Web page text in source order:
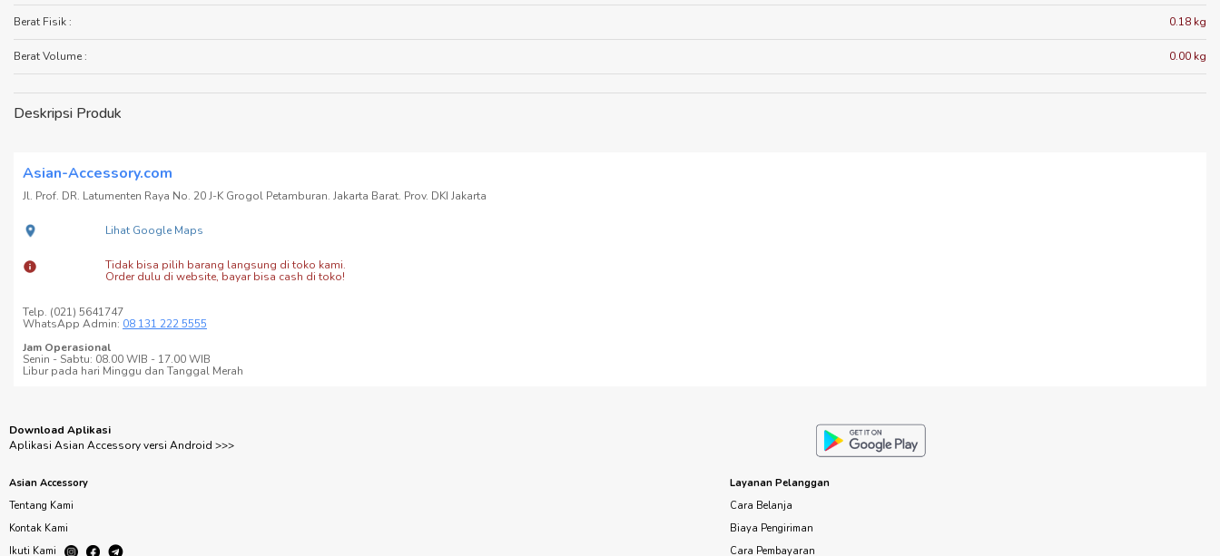
Berat Fisik :
Berat Volume :
0.18 kg
0.00 kg
Deskripsi Produk
Asian-Accessory.com
Jl. Prof. DR. Latumenten Raya No. 20 J-K Grogol Petamburan. Jakarta Barat. Prov. DKI Jakarta
Lihat Google Maps
Tidak bisa pilih barang langsung di toko kami.
Order dulu di website, bayar bisa cash di toko!
Telp. (021) 5641747
WhatsApp Admin: 08 131 222 5555
Jam Operasional
Senin - Sabtu: 08.00 WIB - 17.00 WIB
Libur pada hari Minggu dan Tanggal Merah
Download Aplikasi
Aplikasi Asian Accessory versi Android >>>
Asian Accessory
Tentang Kami
Kontak Kami
Ikuti Kami
Layanan Pelanggan
Cara Belanja
Biaya Pengiriman
Cara Pembayaran